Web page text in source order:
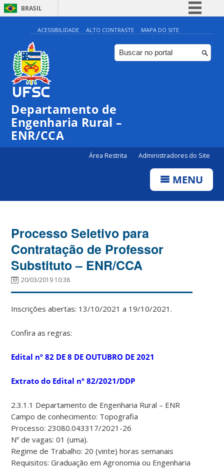
BRASIL
Simplifique!
Comunica BR
Participe
ACESSIBILIDADE ALTO CONTRASTE MAPA DO SITE
Departamento de
Engenharia Rural –
ENR/CCA
Área Restrita Administradores do Site
MENU
Processo Seletivo para
Contratação de Professor
Substituto – ENR/CCA
20/03/2019 10:38
Inscrições abertas: 13/10/2021 a 19/10/2021.
Confira as regras:
Edital nº 82 DE 8 DE OUTUBRO DE 2021
Extrato do Edital nº 82/2021/DDP
2.3.1.1 Departamento de Engenharia Rural – ENR
Campo de conhecimento: Topografia
Processo: 23080.043317/2021-26
Nº de vagas: 01 (uma).
Regime de Trabalho: 20 (vinte) horas semanais
Requisitos: Graduação em Agronomia ou Engenharia